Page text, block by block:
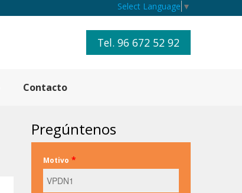
Select Language ▼
Tel. 96 672 52 92
Contacto
Pregúntenos
Motivo *